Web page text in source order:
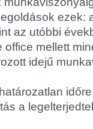
ezek:
az utóbbi
mellett
idejű
a